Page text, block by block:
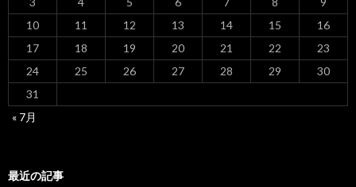
10
11 12 13 14 15
16
17
18 19 20 21 22
23
24
25 26 27 28 29
30
31
« 7月
最近の記事